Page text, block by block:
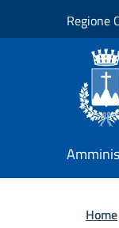
Regione
Home